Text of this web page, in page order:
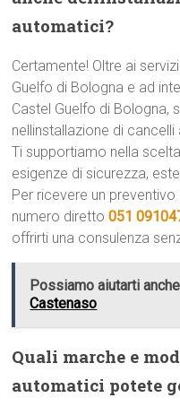
automatici?
Certamente! Oltre ai
Guelfo di Bologna e ad
Castel Guelfo di Bologna,
nellinstallazione di
Ti supportiamo nella
esigenze di sicurezza,
Per ricevere un
numero diretto051
offrirti una consulenza
Possiamo aiutarti
Castenaso
Quali marche e
automatici potete